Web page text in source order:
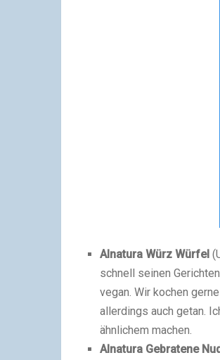
Alnatura Würz Würfel
schnell seinen
vegan. Wir kochen
allerdings auch getan.
ähnlichem machen.
Alnatura Gebratene